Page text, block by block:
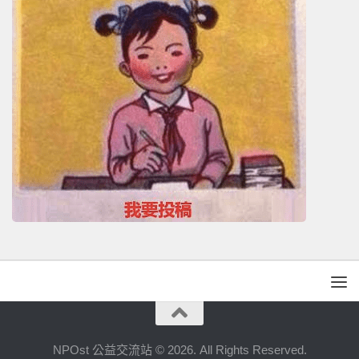
NPOst 公益交流站 © 2026. All Rights Reserved.